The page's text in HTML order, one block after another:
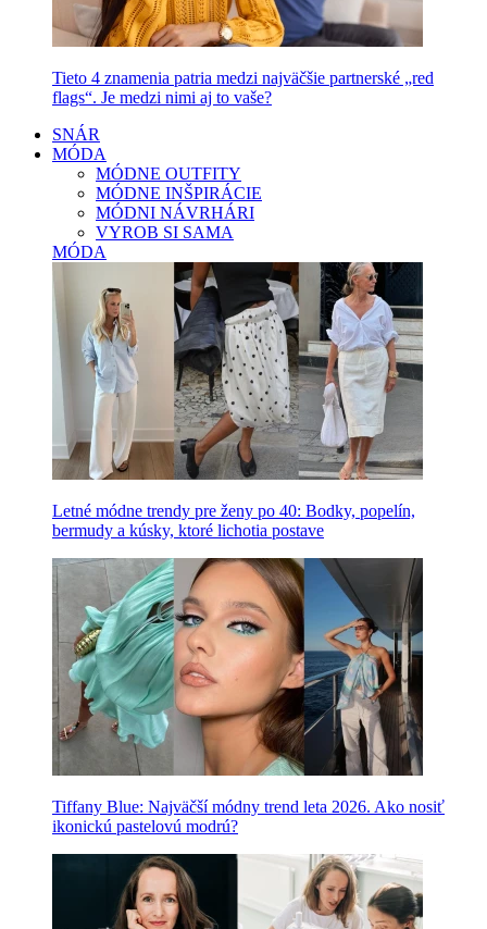
Tieto 4 znamenia patria medzi najväčšie partnerské „red
flags“. Je medzi nimi aj to vaše?
SNÁR
MÓDA
MÓDNE OUTFITY
MÓDNE INŠPIRÁCIE
MÓDNI NÁVRHÁRI
VYROB SI SAMA
MÓDA
Letné módne trendy pre ženy po 40: Bodky, popelín,
bermudy a kúsky, ktoré lichotia postave
Tiffany Blue: Najväčší módny trend leta 2026. Ako nosiť
ikonickú pastelovú modrú?